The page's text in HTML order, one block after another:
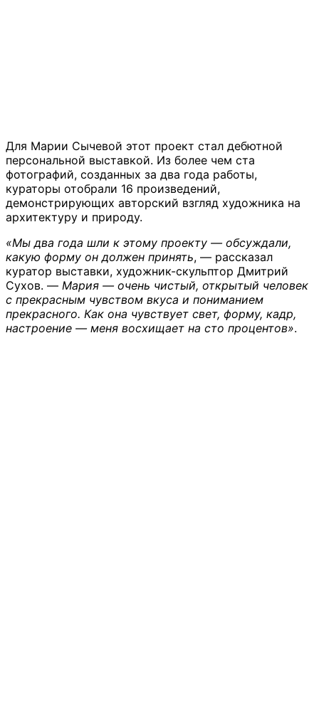
Для Марии Сычевой этот проект стал дебютной
персональной выставкой. Из более чем ста
фотографий, созданных за два года работы,
кураторы отобрали 16 произведений,
демонстрирующих авторский взгляд художника на
архитектуру и природу.
«Мы два года шли к этому проекту — обсуждали,
какую форму он должен принять, — рассказал
куратор выставки, художник-скульптор Дмитрий
Сухов. — Мария — очень чистый, открытый человек
с прекрасным чувством вкуса и пониманием
прекрасного. Как она чувствует свет, форму, кадр,
настроение — меня восхищает на сто процентов».